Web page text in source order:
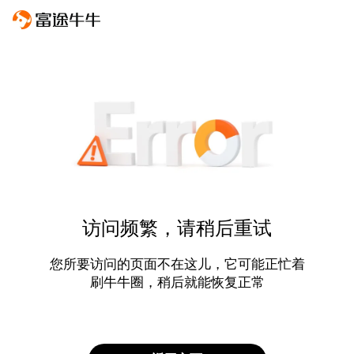
访问频繁，请稍后重试
您所要访问的页面不在这儿，它可能正忙着
刷牛牛圈，稍后就能恢复正常